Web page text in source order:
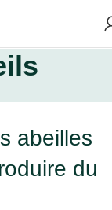
abeilles
du